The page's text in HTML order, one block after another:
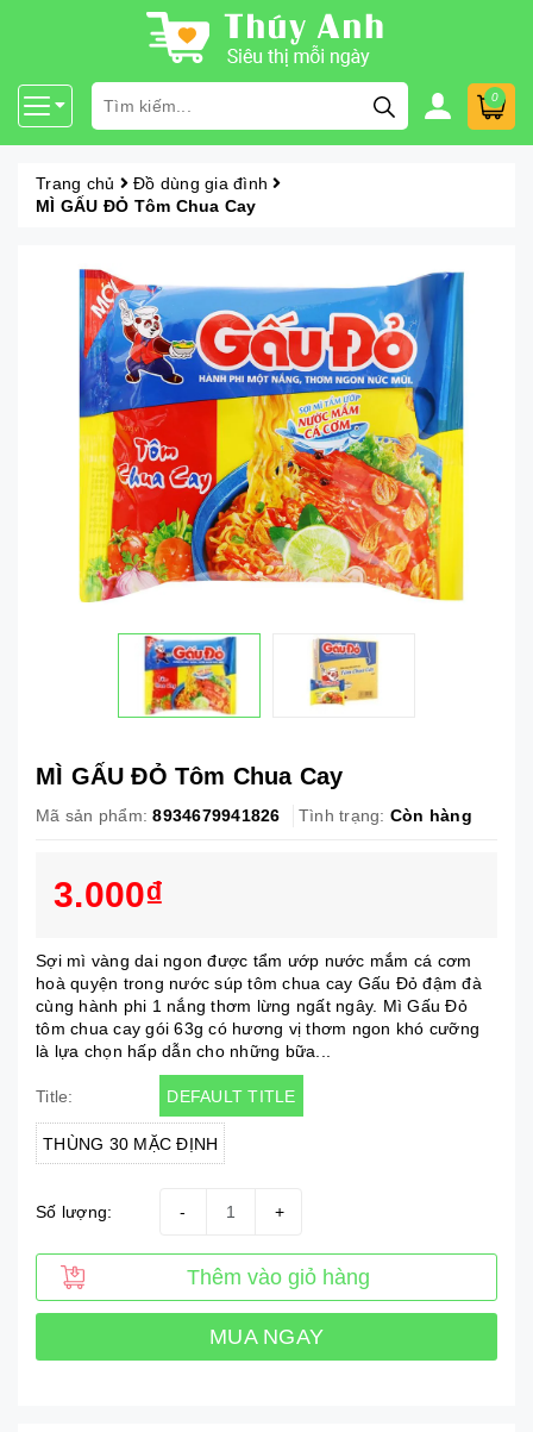
0
Trang chủ
Đồ dùng gia đình
MÌ GẤU ĐỎ Tôm Chua Cay
MÌ GẤU ĐỎ Tôm Chua Cay
Mã sản phẩm: 8934679941826 Tình trạng: Còn hàng
3.000₫
Sợi mì vàng dai ngon được tẩm ướp nước mắm cá cơm
hoà quyện trong nước súp tôm chua cay Gấu Đỏ đậm đà
cùng hành phi 1 nắng thơm lừng ngất ngây. Mì Gấu Đỏ
tôm chua cay gói 63g có hương vị thơm ngon khó cưỡng
là lựa chọn hấp dẫn cho những bữa...
Title: DEFAULT TITLE
THÙNG 30 MẶC ĐỊNH
Số lượng: +
-
Thêm vào giỏ hàng
MUA NGAY